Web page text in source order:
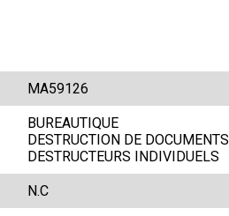
MA59126
BUREAUTIQUE
DESTRUCTION DE DOCUMENTS
DESTRUCTEURS INDIVIDUELS
N.C